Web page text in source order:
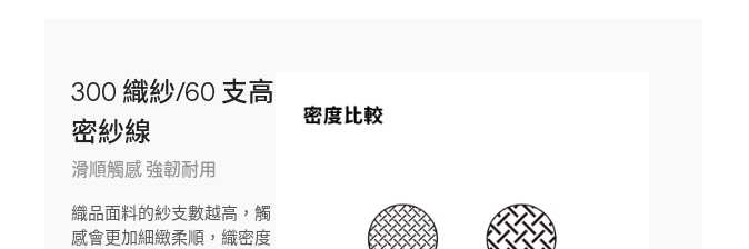
300 織紗/60 支高
密紗線
滑順觸感 強韌耐用
織品面料的紗支數越高，觸
感會更加細緻柔順，織密度